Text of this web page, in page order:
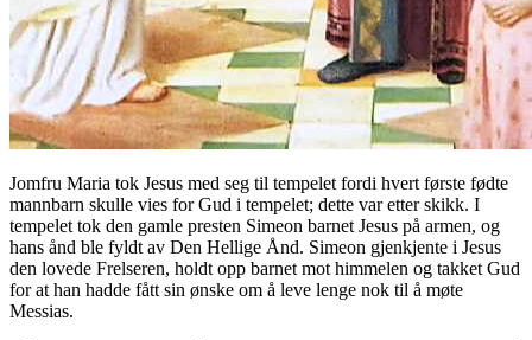
Jomfru Maria tok Jesus med seg til tempelet fordi hvert første fødte
mannbarn skulle vies for Gud i tempelet; dette var etter skikk. I
tempelet tok den gamle presten Simeon barnet Jesus på armen, og
hans ånd ble fyldt av Den Hellige Ånd. Simeon gjenkjente i Jesus
den lovede Frelseren, holdt opp barnet mot himmelen og takket Gud
for at han hadde fått sin ønske om å leve lenge nok til å møte
Messias.